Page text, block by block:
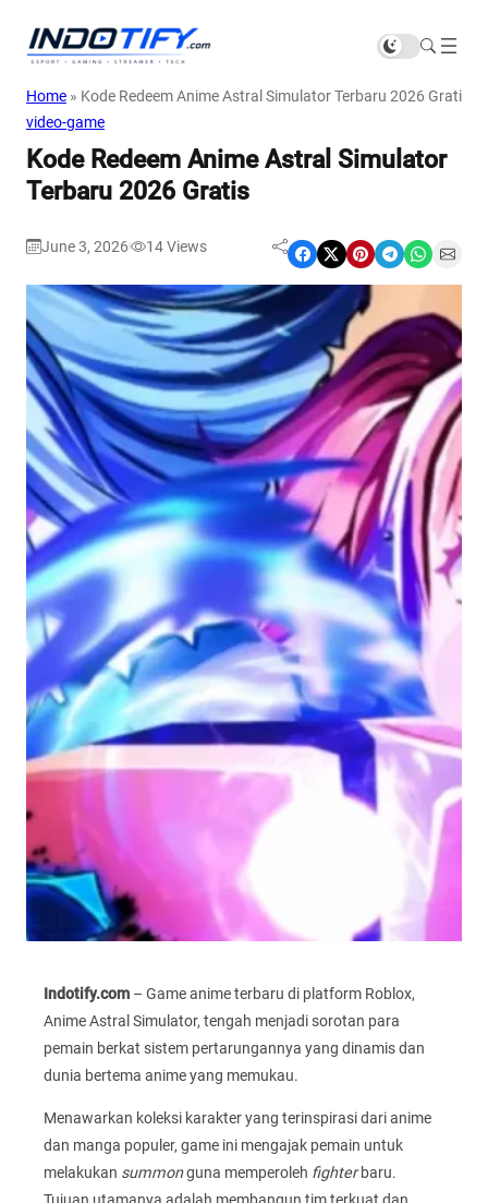
Home » Kode Redeem Anime Astral Simulator Terbaru 2026 Gratis
video-game
Kode Redeem Anime Astral Simulator
Terbaru 2026 Gratis
June 3, 2026 14Views Share on Facebook Share on X Share on Pinterest Share on Telegram Share on WhatsApp Share on Email
Indotify.com – Game anime terbaru di platform Roblox,
Anime Astral Simulator, tengah menjadi sorotan para
pemain berkat sistem pertarungannya yang dinamis dan
dunia bertema anime yang memukau.
Menawarkan koleksi karakter yang terinspirasi dari anime
dan manga populer, game ini mengajak pemain untuk
melakukan summonguna memperoleh fighterbaru.